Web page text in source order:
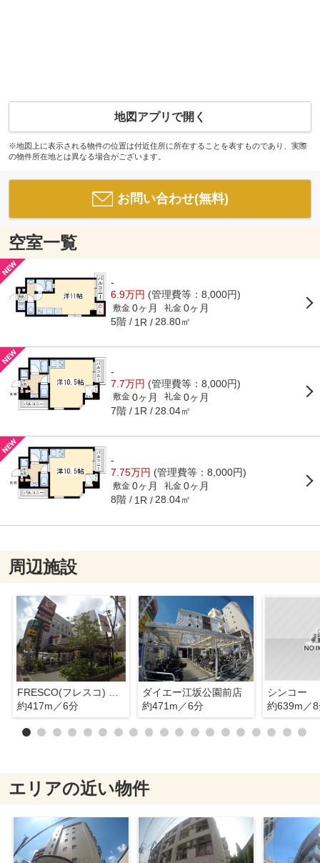
地図アプリで開く
※地図上に表示される物件の位置は付近住所に所在することを表すものであり、実際
の物件所在地とは異なる場合がございます。
お問い合わせ(無料)
空室一覧
-
6.9万円 (管理費等：8,000円)
敷金 0ヶ月 礼金 0ヶ月
5階 1R 28.80㎡
-
7.7万円 (管理費等：8,000円)
敷金 0ヶ月 礼金 0ヶ月
7階 1R 28.04㎡
-
7.75万円 (管理費等：8,000円)
敷金 0ヶ月 礼金 0ヶ月
8階 1R 28.04㎡
周辺施設
約417m／6分
ダイエー江坂公園前店
約471m／6分
シンコー
約639m／
エリアの近い物件